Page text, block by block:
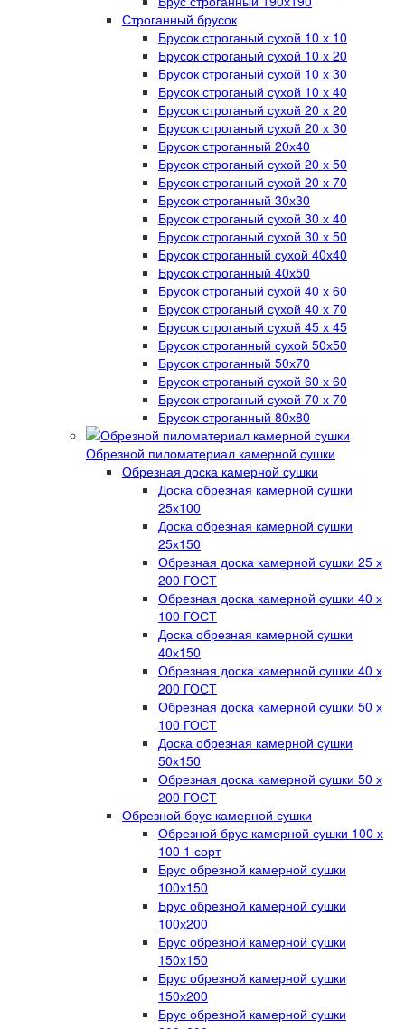
Строганный брусок
Брусок строганый сухой 10 х 10
Брусок строганый сухой 10 х 20
Брусок строганый сухой 10 х 30
Брусок строганый сухой 10 х 40
Брусок строганый сухой 20 х 20
Брусок строганый сухой 20 х 30
Брусок строганный 20х40
Брусок строганый сухой 20 х 50
Брусок строганый сухой 20 х 70
Брусок строганный 30х30
Брусок строганый сухой 30 х 40
Брусок строганый сухой 30 х 50
Брусок строганный сухой 40х40
Брусок строганный 40х50
Брусок строганый сухой 40 х 60
Брусок строганый сухой 40 х 70
Брусок строганый сухой 45 х 45
Брусок строганный сухой 50х50
Брусок строганный 50х70
Брусок строганый сухой 60 х 60
Брусок строганый сухой 70 х 70
Брусок строганный 80х80
Обрезной пиломатериал камерной сушки
Обрезная доска камерной сушки
Доска обрезная камерной сушки
25х100
Доска обрезная камерной сушки
25х150
Обрезная доска камерной сушки 25 х
200 ГОСТ
Обрезная доска камерной сушки 40 х
100 ГОСТ
Доска обрезная камерной сушки
40х150
Обрезная доска камерной сушки 40 х
200 ГОСТ
Обрезная доска камерной сушки 50 х
100 ГОСТ
Доска обрезная камерной сушки
50х150
Обрезная доска камерной сушки 50 х
200 ГОСТ
Обрезной брус камерной сушки
Обрезной брус камерной сушки 100 х
100 1 сорт
Брус обрезной камерной сушки
100х150
Брус обрезной камерной сушки
100х200
Брус обрезной камерной сушки
150х150
Брус обрезной камерной сушки
150х200
Брус обрезной камерной сушки